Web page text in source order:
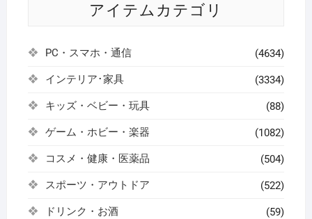
アイテムカテゴリ
PC・スマホ・通信 (4634)
インテリア･家具 (3334)
キッズ・ベビー・玩具 (88)
ゲーム・ホビー・楽器 (1082)
コスメ・健康・医薬品 (504)
スポーツ・アウトドア (522)
ドリンク・お酒 (59)